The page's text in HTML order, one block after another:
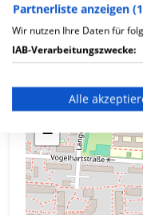
Karte
+
−
Partnerliste anzeigen
Wir nutzen Ihre Daten für
IAB-Verarbeitungszwecke:
Verwendung
Erstellung von
Verwendung von
Erstellung von
Alle